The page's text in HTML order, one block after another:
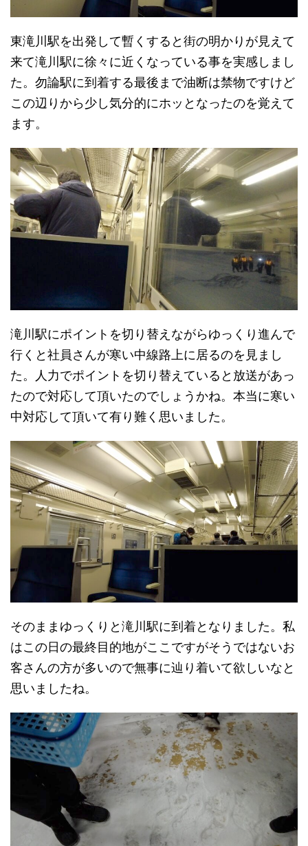
東滝川駅を出発して暫くすると街の明かりが見えて
来て滝川駅に徐々に近くなっている事を実感しまし
た。勿論駅に到着する最後まで油断は禁物ですけど
この辺りから少し気分的にホッとなったのを覚えて
ます。
滝川駅にポイントを切り替えながらゆっくり進んで
行くと社員さんが寒い中線路上に居るのを見まし
た。人力でポイントを切り替えていると放送があっ
たので対応して頂いたのでしょうかね。本当に寒い
中対応して頂いて有り難く思いました。
そのままゆっくりと滝川駅に到着となりました。私
はこの日の最終目的地がここですがそうではないお
客さんの方が多いので無事に辿り着いて欲しいなと
思いましたね。